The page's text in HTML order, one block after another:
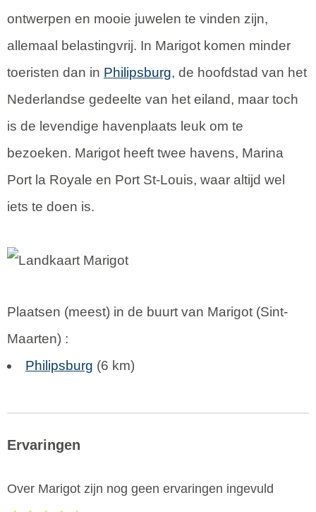
ontwerpen en mooie juwelen te vinden zijn,
allemaal belastingvrij. In Marigot komen minder
toeristen dan in Philipsburg, de hoofdstad van het
Nederlandse gedeelte van het eiland, maar toch
is de levendige havenplaats leuk om te
bezoeken. Marigot heeft twee havens, Marina
Port la Royale en Port St-Louis, waar altijd wel
iets te doen is.
Plaatsen (meest) in de buurt van Marigot (Sint-
Maarten) :
Philipsburg (6 km)
Ervaringen
Over Marigot zijn nog geen ervaringen ingevuld